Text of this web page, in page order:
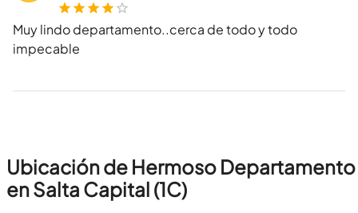
Muy lindo departamento..cerca de todo y todo
impecable
Ubicación de Hermoso Departamento
en Salta Capital (1C)